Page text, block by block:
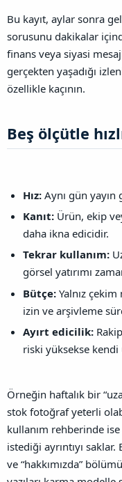
Bu kayıt, aylar sonra
sorusunu dakikalar
finans veya siyasi
gerçekten yaşadığı
özellikle kaçının.
Beş ölçütle
Hız: Aynı gün yayın
Kanıt: Ürün, ekip
daha ikna edicidir.
Tekrar kullanım:
görsel yatırımı
Bütçe: Yalnız
izin ve arşivleme
Ayırt edicilik:
riski yüksekse kendi
Örneğin haftalık bir
stok fotoğraf yeterli
kullanım rehberinde
istediği ayrıntıyı
ve “hakkımızda”